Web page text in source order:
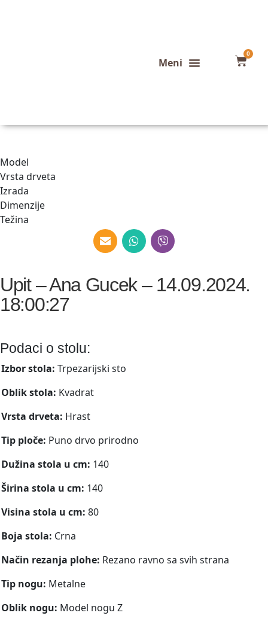
0
Model
Vrsta drveta
Izrada
Dimenzije
Težina
Upit – Ana Gucek – 14.09.2024.
18:00:27
Podaci o stolu:
Izbor stola: Trpezarijski sto
Oblik stola: Kvadrat
Vrsta drveta: Hrast
Tip ploče: Puno drvo prirodno
Dužina stola u cm: 140
Širina stola u cm: 140
Visina stola u cm: 80
Boja stola: Crna
Način rezanja plohe: Rezano ravno sa svih strana
Tip nogu: Metalne
Oblik nogu: Model nogu Z